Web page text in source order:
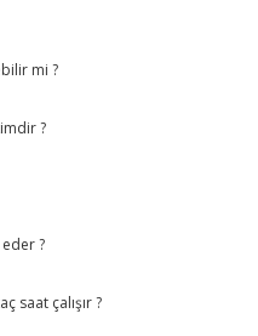
mi ?
?
?
saat çalışır ?